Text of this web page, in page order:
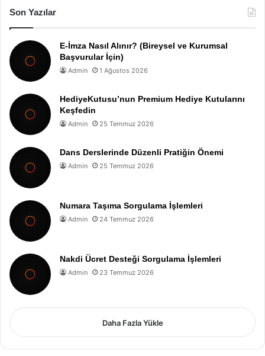
Son Yazılar
E-İmza Nasıl Alınır? (Bireysel ve Kurumsal
Başvurular İçin)
Admin 1 Ağustos 2026
HediyeKutusu’nun Premium Hediye Kutularını
Keşfedin
Admin 25 Temmuz 2026
Dans Derslerinde Düzenli Pratiğin Önemi
Admin 25 Temmuz 2026
Numara Taşıma Sorgulama İşlemleri
Admin 24 Temmuz 2026
Nakdi Ücret Desteği Sorgulama İşlemleri
Admin 23 Temmuz 2026
Daha Fazla Yükle